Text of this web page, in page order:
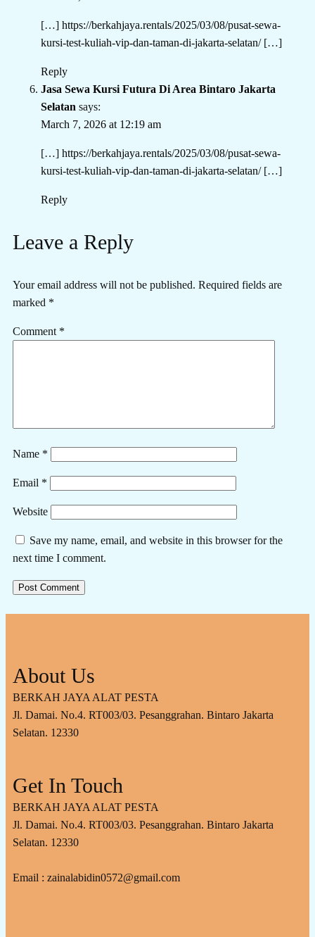
[…] https://berkahjaya.rentals/2025/03/08/pusat-sewa-
kursi-test-kuliah-vip-dan-taman-di-jakarta-selatan/[…]
Reply
Jasa Sewa Kursi Futura Di Area Bintaro Jakarta
Selatan says:
March 7, 2026 at 12:19 am
[…] https://berkahjaya.rentals/2025/03/08/pusat-sewa-
kursi-test-kuliah-vip-dan-taman-di-jakarta-selatan/[…]
Reply
Leave a Reply
Your email address will not be published. Required fields are
marked *
Comment *
Name *
Email *
Website
Save my name, email, and website in this browser for the
next time I comment.
About Us
BERKAH JAYA ALAT PESTA
Jl. Damai. No.4. RT003/03. Pesanggrahan. Bintaro Jakarta
Selatan. 12330
Get In Touch
BERKAH JAYA ALAT PESTA
Jl. Damai. No.4. RT003/03. Pesanggrahan. Bintaro Jakarta
Selatan. 12330
Email : zainalabidin0572@gmail.com